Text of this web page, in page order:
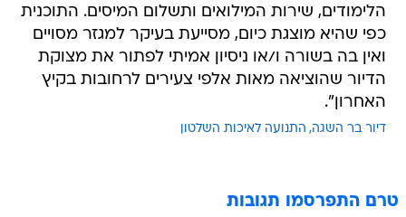
הלימודים, שירות המילואים ותשלום המיסים. התוכנית
כפי שהיא מוצגת כיום, מסייעת בעיקר למגזר מסויים
ואין בה בשורה ו/או ניסיון אמיתי לפתור את מצוקת
הדיור שהוציאה מאות אלפי צעירים לרחובות בקיץ
האחרון".
דיור בר השגה התנועה לאיכות השלטון
טרם התפרסמו תגובות